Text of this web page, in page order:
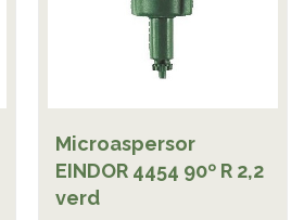
Microaspersor
EINDOR 4454 90º R 2,2
verd